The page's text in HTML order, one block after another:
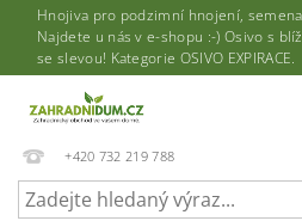
Hnojiva pro podzimní hnojení,
Najdete u nás v e-shopu :-) Osivo s
se slevou! Kategorie OSIVO EXPIRACE.
+420 732 219 788